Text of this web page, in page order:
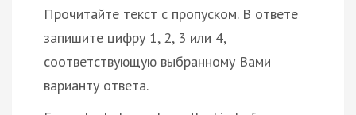
Прочитайте текст с пропуском. В ответе
запишите цифру 1, 2, 3 или 4,
соответствующую выбранному Вами
варианту ответа.